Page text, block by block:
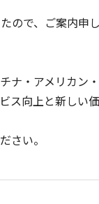
ので、ご案内申
ナ・アメリカン
ス向上と新しい
さい。